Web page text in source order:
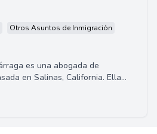
Otros Asuntos de Inmigración
es una abogada de
en Salinas, California. Ella